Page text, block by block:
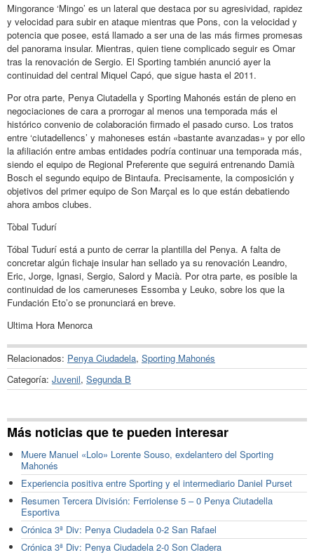
Mingorance ‘Mingo’ es un lateral que destaca por su agresividad, rapidez
y velocidad para subir en ataque mientras que Pons, con la velocidad y
potencia que posee, está llamado a ser una de las más firmes promesas
del panorama insular. Mientras, quien tiene complicado seguir es Omar
tras la renovación de Sergio. El Sporting también anunció ayer la
continuidad del central Miquel Capó, que sigue hasta el 2011.
Por otra parte, Penya Ciutadella y Sporting Mahonés están de pleno en
negociaciones de cara a prorrogar al menos una temporada más el
histórico convenio de colaboración firmado el pasado curso. Los tratos
entre ‘ciutadellencs’ y mahoneses están «bastante avanzadas» y por ello
la afiliación entre ambas entidades podría continuar una temporada más,
siendo el equipo de Regional Preferente que seguirá entrenando Damià
Bosch el segundo equipo de Bintaufa. Precisamente, la composición y
objetivos del primer equipo de Son Marçal es lo que están debatiendo
ahora ambos clubes.
Tòbal Tudurí
Tóbal Tudurí está a punto de cerrar la plantilla del Penya. A falta de
concretar algún fichaje insular han sellado ya su renovación Leandro,
Eric, Jorge, Ignasi, Sergio, Salord y Macià. Por otra parte, es posible la
continuidad de los cameruneses Essomba y Leuko, sobre los que la
Fundación Eto’o se pronunciará en breve.
Ultima Hora Menorca
Relacionados: Penya Ciudadela, Sporting Mahonés
Categoría: Juvenil, Segunda B
Más noticias que te pueden interesar
Muere Manuel «Lolo» Lorente Souso, exdelantero del Sporting
Mahonés
Experiencia positiva entre Sporting y el intermediario Daniel Purset
Resumen Tercera División: Ferriolense 5 – 0 Penya Ciutadella
Esportiva
Crónica 3ª Div: Penya Ciudadela 0-2 San Rafael
Crónica 3ª Div: Penya Ciudadela 2-0 Son Cladera